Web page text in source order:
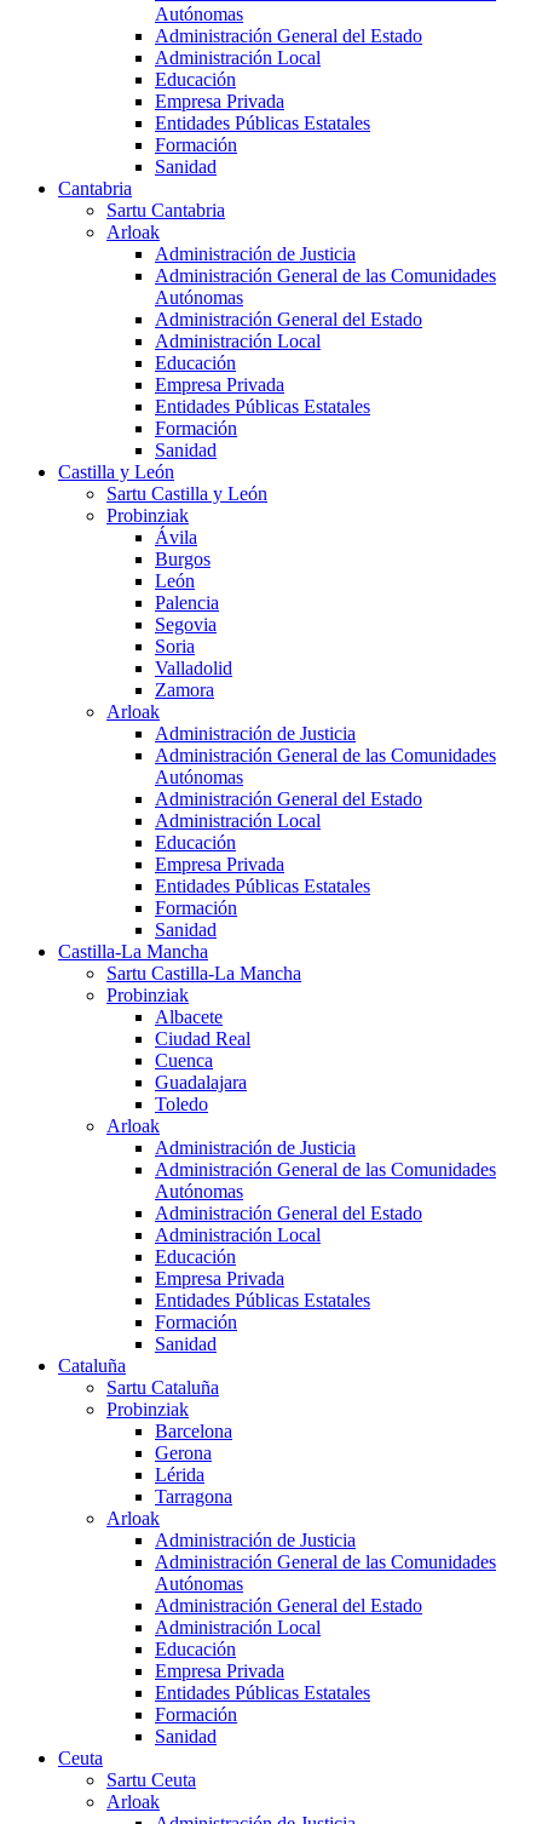
Autónomas
Administración General del Estado
Administración Local
Educación
Empresa Privada
Entidades Públicas Estatales
Formación
Sanidad
Cantabria
Sartu Cantabria
Arloak
Administración de Justicia
Administración General de las Comunidades
Autónomas
Administración General del Estado
Administración Local
Educación
Empresa Privada
Entidades Públicas Estatales
Formación
Sanidad
Castilla y León
Sartu Castilla y León
Probinziak
Ávila
Burgos
León
Palencia
Segovia
Soria
Valladolid
Zamora
Arloak
Administración de Justicia
Administración General de las Comunidades
Autónomas
Administración General del Estado
Administración Local
Educación
Empresa Privada
Entidades Públicas Estatales
Formación
Sanidad
Castilla-La Mancha
Sartu Castilla-La Mancha
Probinziak
Albacete
Ciudad Real
Cuenca
Guadalajara
Toledo
Arloak
Administración de Justicia
Administración General de las Comunidades
Autónomas
Administración General del Estado
Administración Local
Educación
Empresa Privada
Entidades Públicas Estatales
Formación
Sanidad
Cataluña
Sartu Cataluña
Probinziak
Barcelona
Gerona
Lérida
Tarragona
Arloak
Administración de Justicia
Administración General de las Comunidades
Autónomas
Administración General del Estado
Administración Local
Educación
Empresa Privada
Entidades Públicas Estatales
Formación
Sanidad
Ceuta
Sartu Ceuta
Arloak